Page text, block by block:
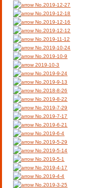
No.2019-12-27
No.2019-12-18
No.2019-12-16
No.2019-12-12
No.2019-11-12
No.2019-10-24
No.2019-10-9
2019-10-3
No.2019-9-24
No.2019-9-13
No.2018-8-26
No.2019-8-22
No.2019-7-29
No.2019-7-17
No.2019-6-21
No.2019-6-4
No.2019-5-29
No.2019-5-14
No.2019-5-1
No.2019-4-17
No.2019-4-4
No.2019-3-25